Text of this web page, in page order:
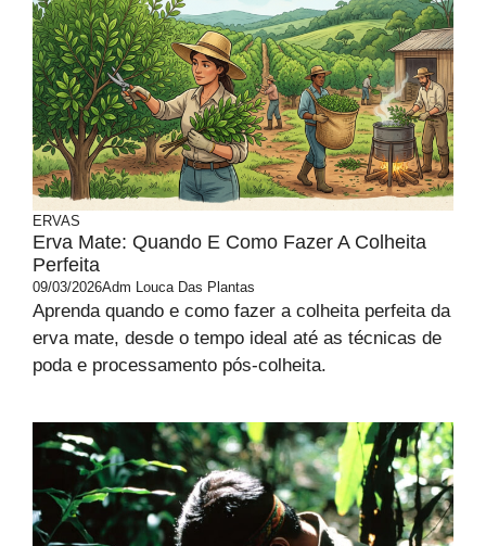
ERVAS
Erva Mate: Quando E Como Fazer A Colheita
Perfeita
09/03/2026Adm Louca Das Plantas
Aprenda quando e como fazer a colheita perfeita da
erva mate, desde o tempo ideal até as técnicas de
poda e processamento pós-colheita.